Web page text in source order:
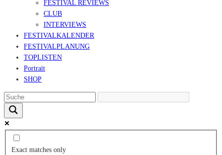
FESTIVAL REVIEWS
CLUB
INTERVIEWS
FESTIVALKALENDER
FESTIVALPLANUNG
TOPLISTEN
Portrait
SHOP
Exact matches only